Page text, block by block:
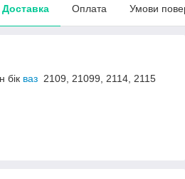
Доставка Оплата Умови
бік ваз 2109, 21099, 2114, 2115